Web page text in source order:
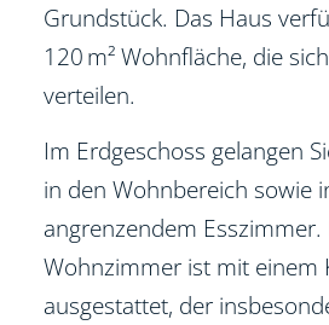
Grundstück. Das Haus
120 m² Wohnfläche, die
verteilen.
Im Erdgeschoss gelangen
in den Wohnbereich sowie
angrenzendem Esszimmer.
Wohnzimmer ist mit einem
ausgestattet, der